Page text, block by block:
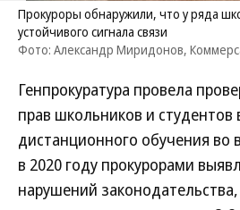
Прокуроры обнаружили, что у ряда
устойчивого сигнала связи
Фото: Александр Миридонов,
Генпрокуратура провела
прав школьников и студентов
дистанционного обучения во
в 2020 году прокурорами
нарушений